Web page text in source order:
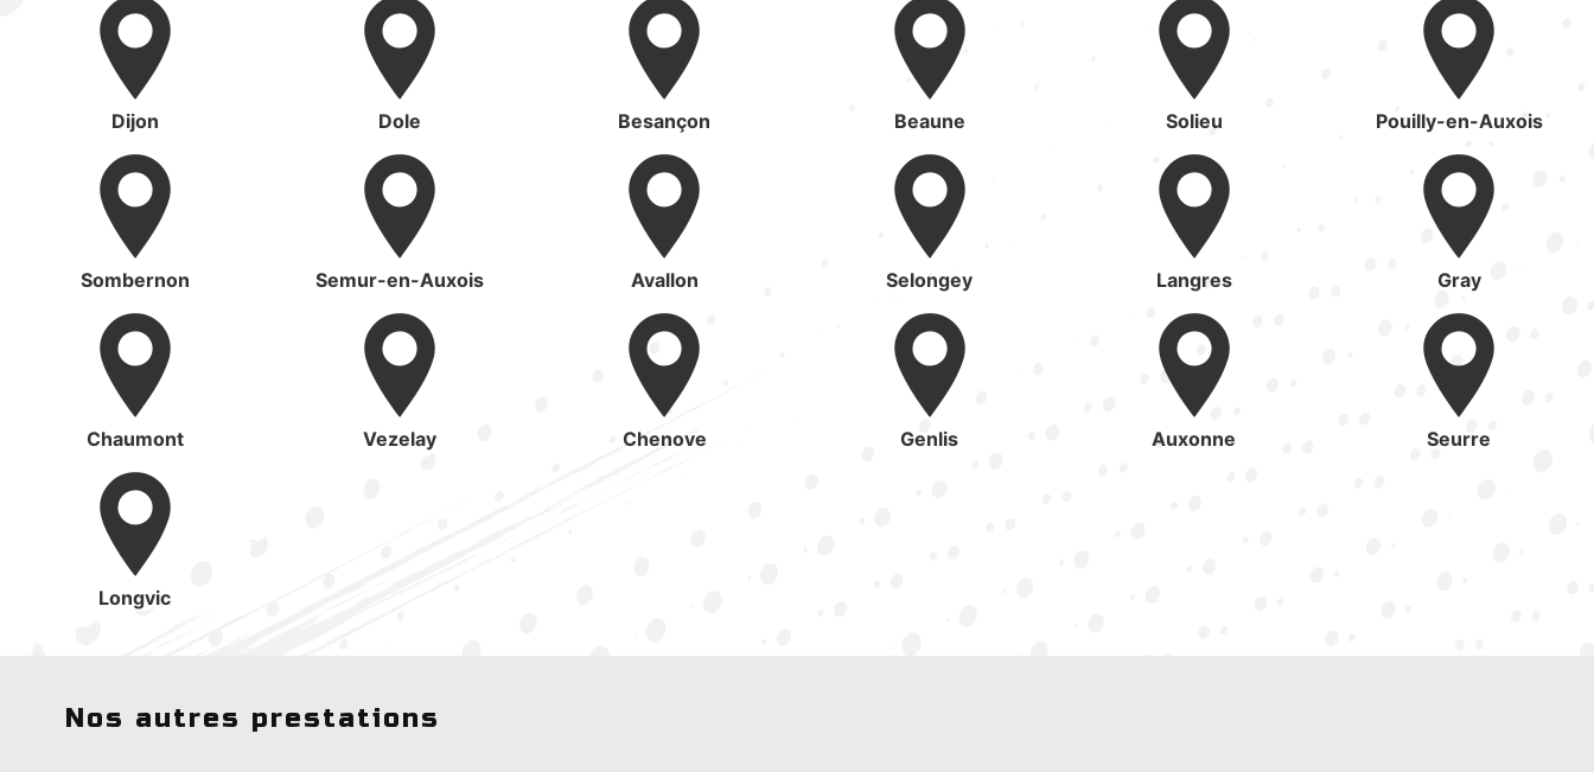
Dijon Dole Besançon Beaune Solieu Pouilly-en-Auxois
Sombernon Semur-en-Auxois Avallon Selongey Langres Gray
Chaumont Vezelay Chenove Genlis Auxonne Seurre
Longvic
Nos autres prestations